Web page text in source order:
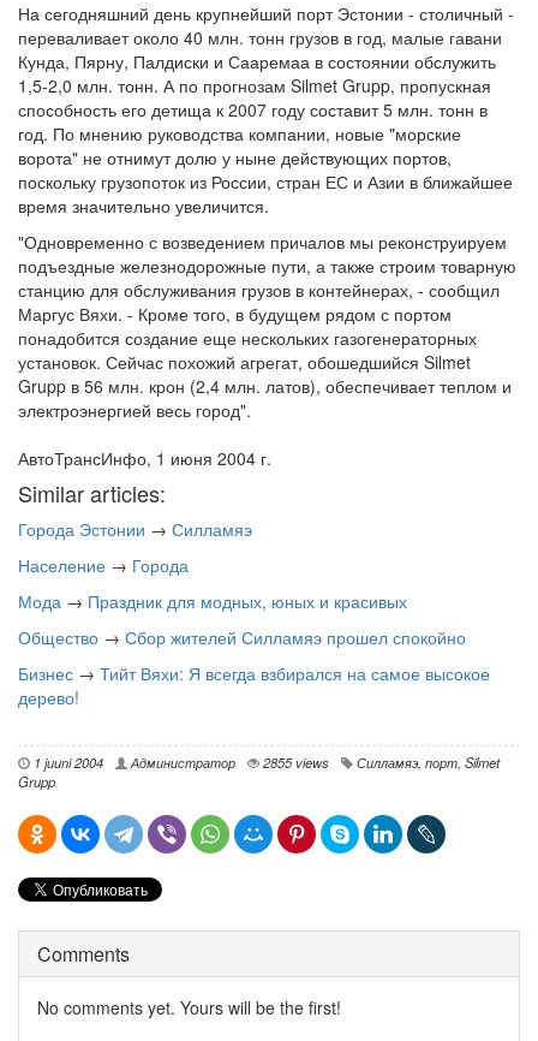
На сегодняшний день крупнейший порт Эстонии - столичный -
переваливает около 40 млн. тонн грузов в год, малые гавани
Кунда, Пярну, Палдиски и Сааремаа в состоянии обслужить
1,5-2,0 млн. тонн. А по прогнозам Silmet Grupp, пропускная
способность его детища к 2007 году составит 5 млн. тонн в
год. По мнению руководства компании, новые "морские
ворота" не отнимут долю у ныне действующих портов,
поскольку грузопоток из России, стран ЕС и Азии в ближайшее
время значительно увеличится.
"Одновременно с возведением причалов мы реконструируем
подъездные железнодорожные пути, а также строим товарную
станцию для обслуживания грузов в контейнерах, - сообщил
Маргус Вяхи. - Кроме того, в будущем рядом с портом
понадобится создание еще нескольких газогенераторных
установок. Сейчас похожий агрегат, обошедшийся Silmet
Grupp в 56 млн. крон (2,4 млн. латов), обеспечивает теплом и
электроэнергией весь город".
АвтоТрансИнфо, 1 июня 2004 г.
Similar articles:
Города Эстонии → Силламяэ
Население → Города
Мода → Праздник для модных, юных и красивых
Общество → Сбор жителей Силламяэ прошел спокойно
Бизнес → Тийт Вяхи: Я всегда взбирался на самое высокое
дерево!
1 juuni 2004 Администратор 2855 views Силламяэ, порт, Silmet
Grupp
Comments
No comments yet. Yours will be the first!